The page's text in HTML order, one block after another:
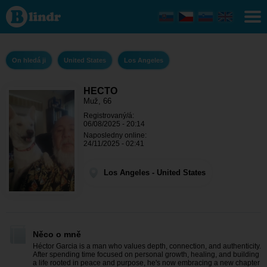
HECTO
- On
hledá ji
Los
On hledá ji United States Los Angeles
HECTO
Muž, 66
Registrovaný/á:
06/08/2025 - 20:14
Naposledny online:
24/11/2025 - 02:41
Los Angeles - United States
Něco o mně
Héctor Garcia is a man who values depth, connection, and authenticity.
After spending time focused on personal growth, healing, and building
a life rooted in peace and purpose, he's now embracing a new chapter